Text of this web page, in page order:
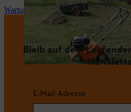
Wartung und Reparatur
Bleib auf dem
E-Mail-Adresse